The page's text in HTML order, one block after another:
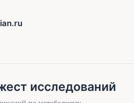
исследований